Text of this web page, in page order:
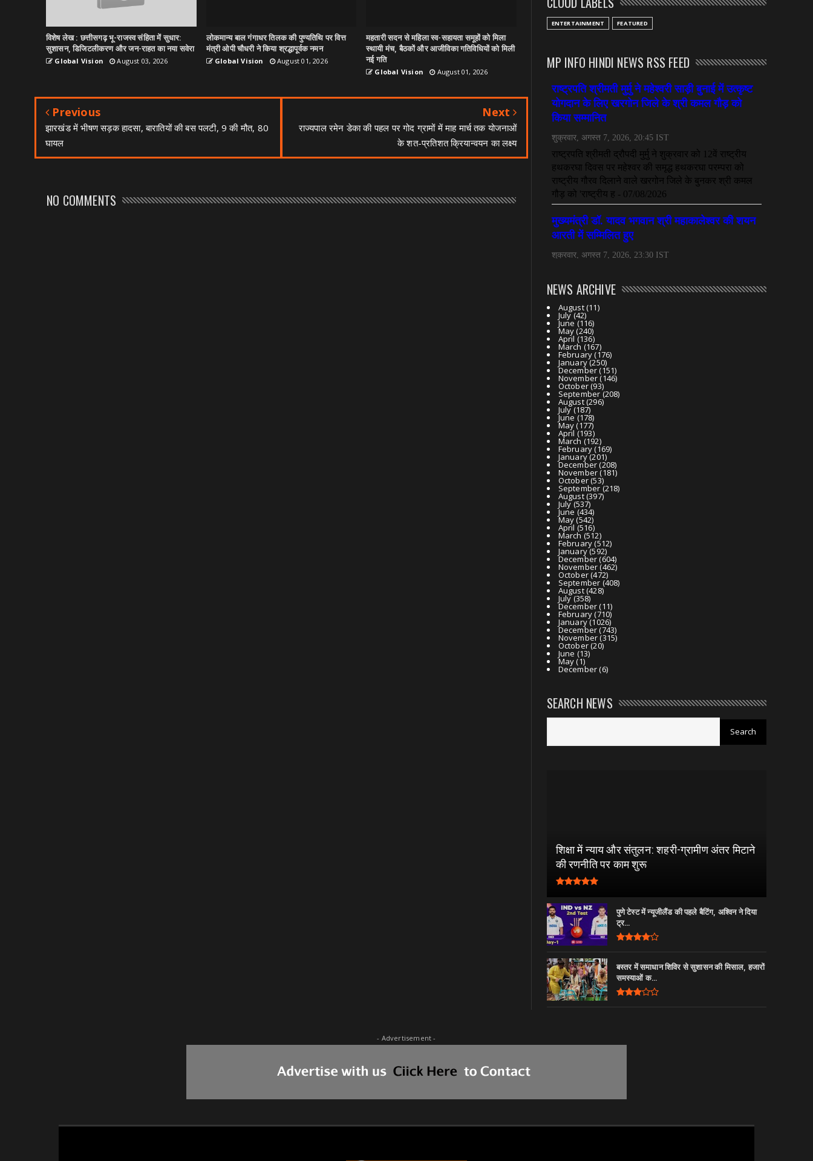
विशेष लेख : छत्तीसगढ़ भू-राजस्व संहिता में सुधार:
सुशासन, डिजिटलीकरण और जन-राहत का नया सवेरा
Global Vision August 03, 2026
लोकमान्य बाल गंगाधर तिलक की पुण्यतिथि पर वित्त
मंत्री ओपी चौधरी ने किया श्रद्धापूर्वक नमन
Global Vision August 01, 2026
महतारी सदन से महिला स्व-सहायता समूहों को मिला
स्थायी मंच, बैठकों और आजीविका गतिविधियों को मिली
नई गति
Global Vision August 01, 2026
Previous
झारखंड में भीषण सड़क हादसा, बारातियों की बस पलटी, 9 की मौत, 80
घायल
Next
राज्यपाल रमेन डेका की पहल पर गोद ग्रामों में माह मार्च तक योजनाओं
के शत-प्रतिशत क्रियान्वयन का लक्ष्य
NO COMMENTS
ENTERTAINMENT FEATURED
MP INFO HINDI NEWS RSS FEED
NEWS ARCHIVE
August(11)
July(42)
June(116)
May(240)
April (136)
March (167)
February(176)
January(250)
December(151)
November(146)
October(93)
September(208)
August(296)
July(187)
June(178)
May(177)
April (193)
March (192)
February(169)
January(201)
December(208)
November(181)
October(53)
September(218)
August(397)
July(537)
June(434)
May(542)
April (516)
March (512)
February(512)
January(592)
December(604)
November(462)
October(472)
September (408)
August(428)
July(358)
December(11)
February(710)
January(1026)
December(743)
November(315)
October(20)
June (13)
May(1)
December(6)
SEARCH NEWS
शिक्षा में न्याय और संतुलन: शहरी-ग्रामीण अंतर मिटाने
की रणनीति पर काम शुरू
पुणे टेस्ट में न्यूजीलैंड की पहले बैटिंग, अश्विन ने दिया
ट्र...
बस्तर में समाधान शिविर से सुशासन की मिसाल, हजारों
समस्याओं क...
- Advertisement -